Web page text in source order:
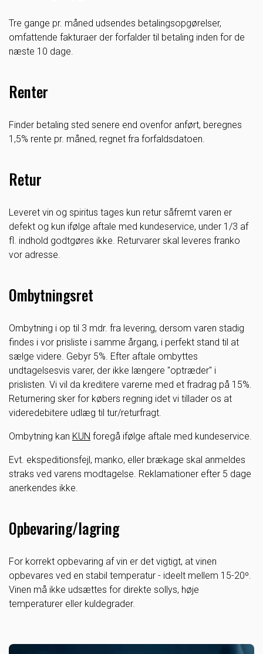
Tre gange pr. måned udsendes betalingsopgørelser,
omfattende fakturaer der forfalder til betaling inden for de
næste 10 dage.
Renter
Finder betaling sted senere end ovenfor anført, beregnes
1,5% rente pr. måned, regnet fra forfaldsdatoen.
Retur
Leveret vin og spiritus tages kun retur såfremt varen er
defekt og kun ifølge aftale med kundeservice, under 1/3 af
fl. indhold godtgøres ikke. Returvarer skal leveres franko
vor adresse.
Ombytningsret
Ombytning i op til 3 mdr. fra levering, dersom varen stadig
findes i vor prisliste i samme årgang, i perfekt stand til at
sælge videre. Gebyr 5%. Efter aftale ombyttes
undtagelsesvis varer, der ikke længere "optræder" i
prislisten. Vi vil da kreditere varerne med et fradrag på 15%.
Returnering sker for købers regning idet vi tillader os at
videredebitere udlæg til tur/returfragt.
Ombytning kan KUN foregå ifølge aftale med kundeservice.
Evt. ekspeditionsfejl, manko, eller brækage skal anmeldes
straks ved varens modtagelse. Reklamationer efter 5 dage
anerkendes ikke.
Opbevaring/lagring
For korrekt opbevaring af vin er det vigtigt, at vinen
opbevares ved en stabil temperatur - ideelt mellem 15-20º.
Vinen må ikke udsættes for direkte sollys, høje
temperaturer eller kuldegrader.